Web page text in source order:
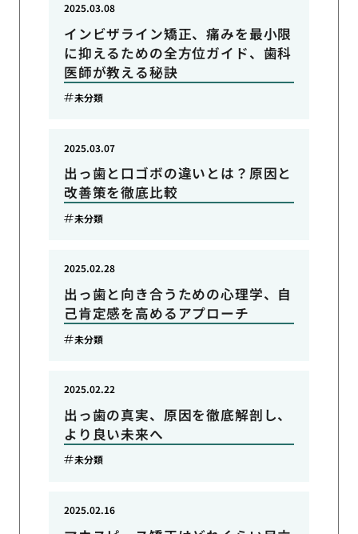
インビザライン矯正、痛みを最小限
に抑えるための全方位ガイド、歯科
医師が教える秘訣
2025.03.08
未分類
出っ歯と口ゴボの違いとは？原因と
改善策を徹底比較
2025.03.07
未分類
出っ歯と向き合うための心理学、自
己肯定感を高めるアプローチ
2025.02.28
未分類
出っ歯の真実、原因を徹底解剖し、
より良い未来へ
2025.02.22
未分類
2025.02.16